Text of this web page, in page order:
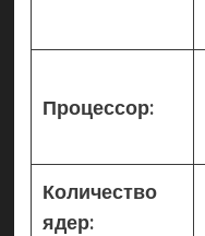
Процессор:
Количество
ядер: